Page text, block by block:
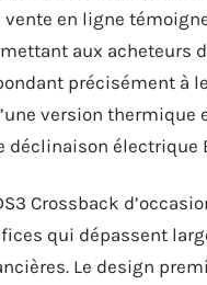
en ligne
aux acheteurs
précisément à
version thermique
déclinaison électrique
Crossback
qui dépassent
Le design